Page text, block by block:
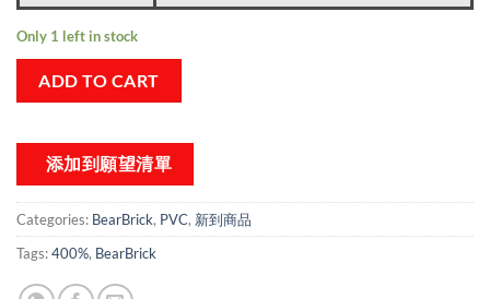
Only 1 left in stock
ADD TO CART
添加到願望清單
Categories: BearBrick, PVC, 新到商品​
Tags:400%, BearBrick